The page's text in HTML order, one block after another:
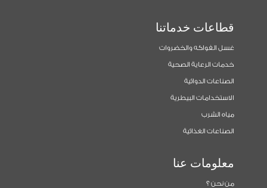
قطاعات خدماتنا
غسل الفواكه والخضروات
خدمات الرعاية الصحية
الصناعات الدوائية
الاستخدامات البيطرية
مياه الشرب
الصناعات الغذائية
معلومات عنا
من نحن ؟